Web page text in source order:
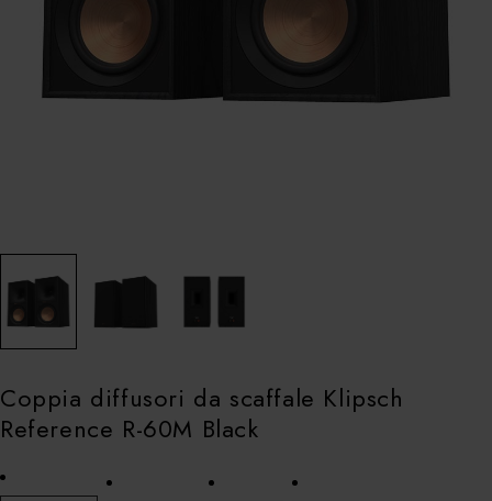
Coppia diffusori da scaffale Klipsch
Reference R-60M Black